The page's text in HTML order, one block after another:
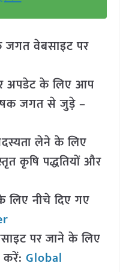
जगत वेबसाइट पर
अपडेट के लिए आप
जगत से जुड़े –
लेने के लिए
कृषि पद्धतियों और
नीचे दिए गए
पर जाने के लिए
करें: Global